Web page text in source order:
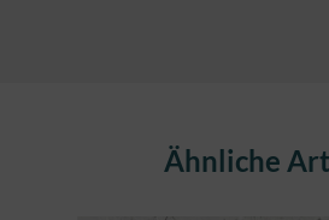
Produktgalerie überspringen
Ähnliche